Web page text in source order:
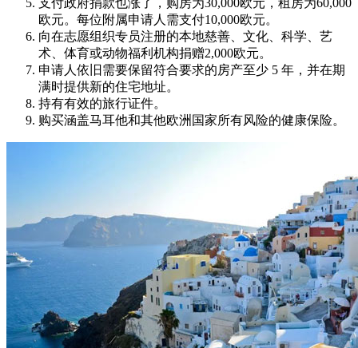
支付政府捐款也涨了，购房为30,000欧元，租房为60,000
欧元。每位附属申请人需支付10,000欧元。
向在志愿组织专员注册的本地慈善、文化、科学、艺
术、体育或动物福利机构捐赠2,000欧元。
申请人依旧需要保留符合要求的房产至少 5 年，并在期
满时提供新的住宅地址。
持有有效的旅行证件。
购买涵盖马耳他和其他欧洲国家所有风险的健康保险。